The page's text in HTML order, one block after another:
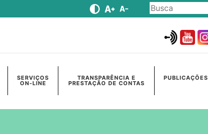
SERVIÇOS
ON-LINE
TRANSPARÊNCIA E
PRESTAÇÃO DE CONTAS
PUBLICAÇÕES